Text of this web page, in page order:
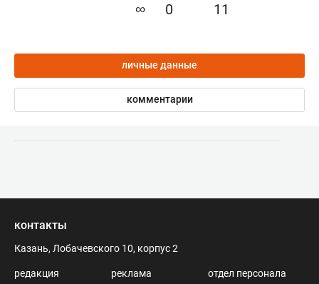
∞ 0 11
личные данные
комментарии
контакты
Казань, Лобачевского 10, корпус 2
редакция
реклама
отдел персонала